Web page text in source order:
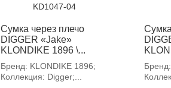
Сумка через плечо
DIGGER «Jake»
KLONDIKE 1896 \...
Бренд: KLONDIKE 1896;
Коллекция: Digger;...